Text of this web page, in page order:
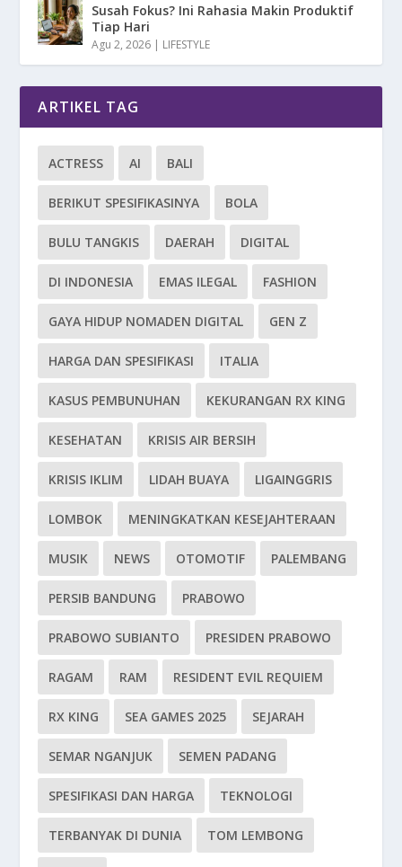
Susah Fokus? Ini Rahasia Makin Produktif
Tiap Hari
Agu 2, 2026 | LIFESTYLE
ARTIKEL TAG
ACTRESS AI BALI
BERIKUT SPESIFIKASINYA BOLA
BULU TANGKIS DAERAH DIGITAL
DI INDONESIA EMAS ILEGAL FASHION
GAYA HIDUP NOMADEN DIGITAL GEN Z
HARGA DAN SPESIFIKASI ITALIA
KASUS PEMBUNUHAN KEKURANGAN RX KING
KESEHATAN KRISIS AIR BERSIH
KRISIS IKLIM LIDAH BUAYA LIGAINGGRIS
LOMBOK MENINGKATKAN KESEJAHTERAAN
MUSIK NEWS OTOMOTIF PALEMBANG
PERSIB BANDUNG PRABOWO
PRABOWO SUBIANTO PRESIDEN PRABOWO
RAGAM RAM RESIDENT EVIL REQUIEM
RX KING SEA GAMES 2025 SEJARAH
SEMAR NGANJUK SEMEN PADANG
SPESIFIKASI DAN HARGA TEKNOLOGI
TERBANYAK DI DUNIA TOM LEMBONG